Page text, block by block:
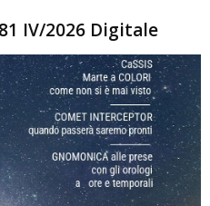
IV/2026 Digitale